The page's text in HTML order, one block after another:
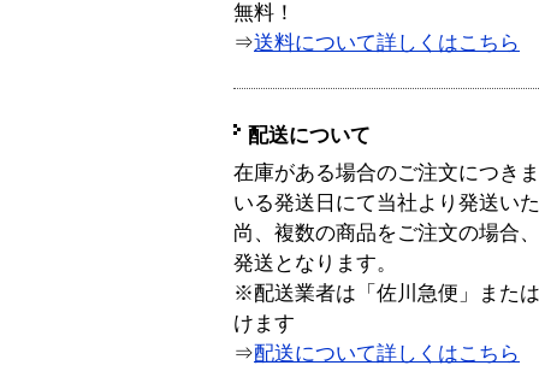
無料！
⇒送料について詳しくはこちら
配送について
在庫がある場合のご注文につき
いる発送日にて当社より発送い
尚、複数の商品をご注文の場合
発送となります。
※配送業者は「佐川急便」また
けます
⇒配送について詳しくはこちら